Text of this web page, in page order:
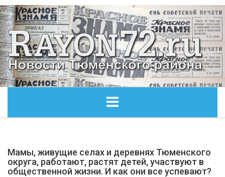
ОБЩЕСТВО
Мамы, живущие селах и деревнях Тюменского
округа, работают, растят детей, участвуют в
общественной жизни. И как они все успевают?